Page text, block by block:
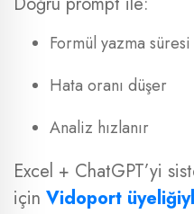
Formül yazma süresi
Hata oranı düşer
Analiz hızlanır
Excel + ChatGPT’yi
için Vidoport